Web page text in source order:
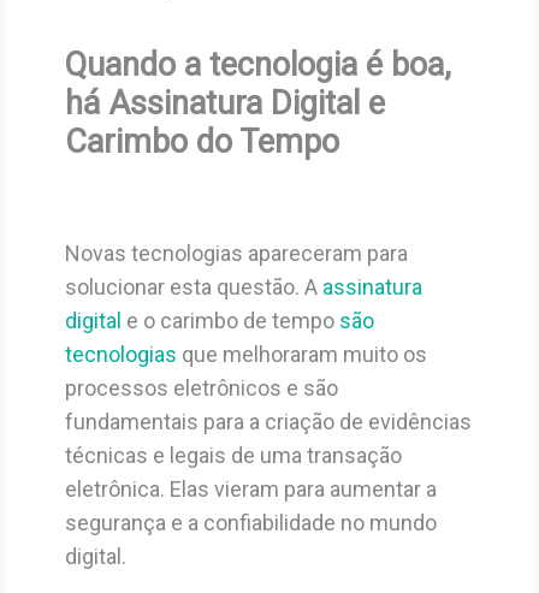
Quando a tecnologia é boa,
há Assinatura Digital e
Carimbo do Tempo
Novas tecnologias apareceram para
solucionar esta questão. A assinatura
digital e o carimbo de tempo são
tecnologias que melhoraram muito os
processos eletrônicos e são
fundamentais para a criação de evidências
técnicas e legais de uma transação
eletrônica. Elas vieram para aumentar a
segurança e a confiabilidade no mundo
digital.